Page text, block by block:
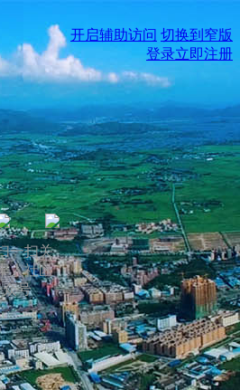
开启辅助访问 切换到窄版
登录立即注册
一扫关
人社区
众号